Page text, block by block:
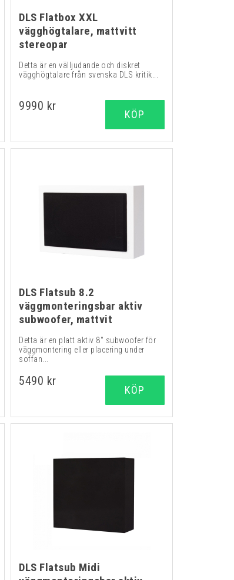
DLS Flatbox XXL
vägghögtalare, mattvitt
stereopar
Detta är en välljudande och diskret
vägghögtalare från svenska DLS kritik...
9990 kr
KÖP
DLS Flatsub 8.2
väggmonteringsbar aktiv
subwoofer, mattvit
Detta är en platt aktiv 8" subwoofer för
väggmontering eller placering under
soffan...
5490 kr
KÖP
DLS Flatsub Midi